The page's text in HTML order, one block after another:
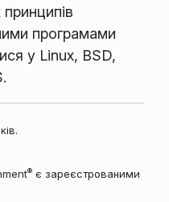
принципів
програмами
у Linux, BSD,
®є зареєстрованими